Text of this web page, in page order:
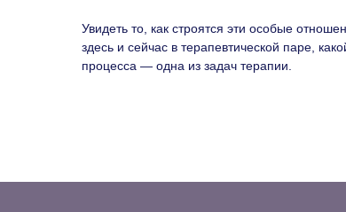
Увидеть то, как строятся эти особые
здесь и сейчас в терапевтической паре,
процесса — одна из задач терапии.